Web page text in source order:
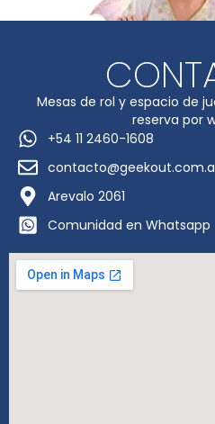
Mesas de rol y espacio de
reserva por
+54 11 2460-1608
Arevalo 2061
Comunidad en Whatsapp